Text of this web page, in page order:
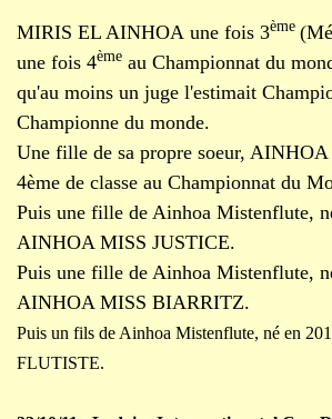
MIRIS EL AINHOA une fois 3ème
une fois 4ème au Championnat du
qu'au moins un juge l'estimait
Championne du monde.
Une fille de sa propre soeur,
4ème de classe au Championnat du
Puis une fille de Ainhoa Mistenflute,
AINHOA MISS JUSTICE.
Puis une fille de Ainhoa Mistenflute,
AINHOA MISS BIARRITZ.
Puis un fils de Ainhoa Mistenflute, né en
FLUTISTE.